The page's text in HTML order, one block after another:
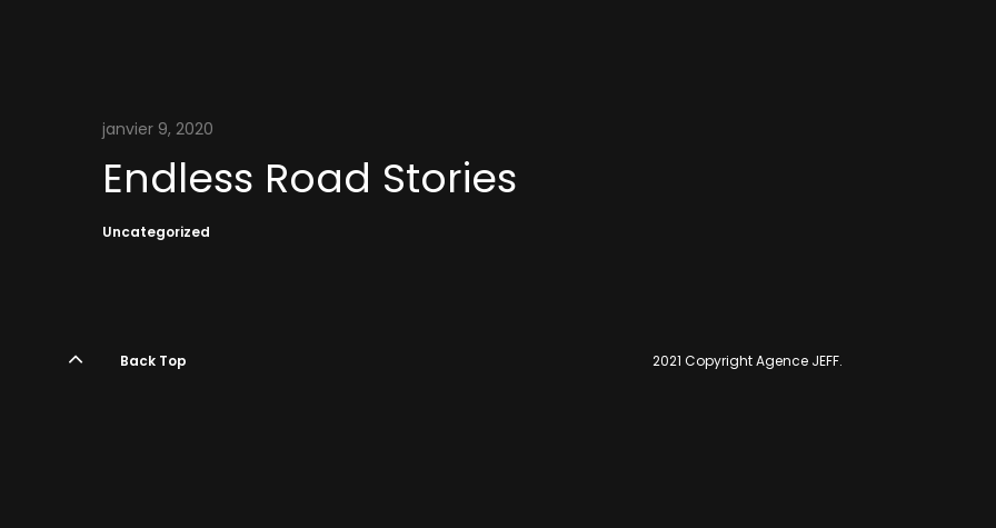
janvier 9, 2020
Endless Road Stories
Uncategorized
Back Top 2021 Copyright Agence JEFF.